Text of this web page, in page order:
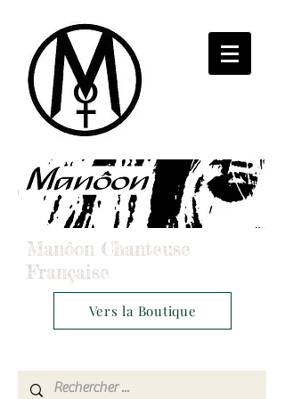
Manôon Chanteuse
Française
Vers la Boutique